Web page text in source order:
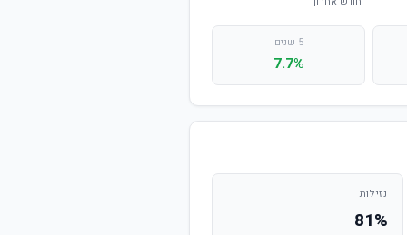
5 שנים
7.7%
נזילות
81%